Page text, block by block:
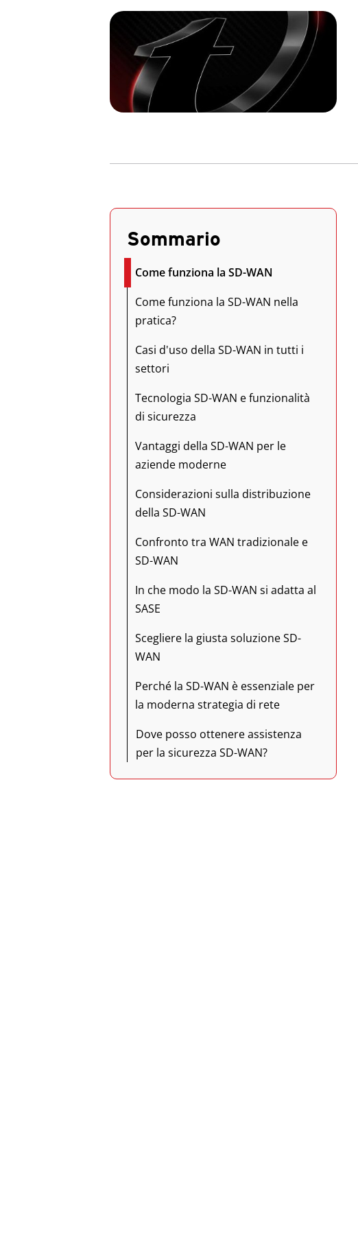
Sommario
Come funziona la SD-WAN
Come funziona la SD-WAN nella
pratica?
Casi d'uso della SD-WAN in tutti i
settori
Tecnologia SD-WAN e funzionalità
di sicurezza
Vantaggi della SD-WAN per le
aziende moderne
Considerazioni sulla distribuzione
della SD-WAN
Confronto tra WAN tradizionale e
SD-WAN
In che modo la SD-WAN si adatta al
SASE
Scegliere la giusta soluzione SD-
WAN
Perché la SD-WAN è essenziale per
la moderna strategia di rete
Dove posso ottenere assistenza
per la sicurezza SD-WAN?